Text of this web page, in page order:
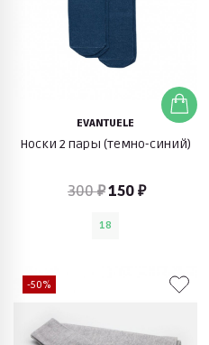
EVANTUELE
Носки 2 пары (темно-синий)
300 ₽150 ₽
18
-50%